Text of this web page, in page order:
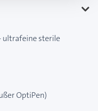
ultrafeine sterile
OptiPen)